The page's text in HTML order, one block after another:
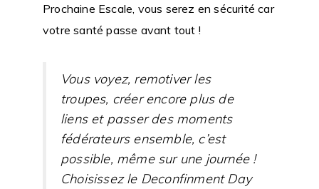
Prochaine Escale, vous serez en sécurité car
votre santé passe avant tout !
Vous voyez, remotiver les
troupes, créer encore plus de
liens et passer des moments
fédérateurs ensemble, c’est
possible, même sur une journée !
Choisissez le Deconfinment Day